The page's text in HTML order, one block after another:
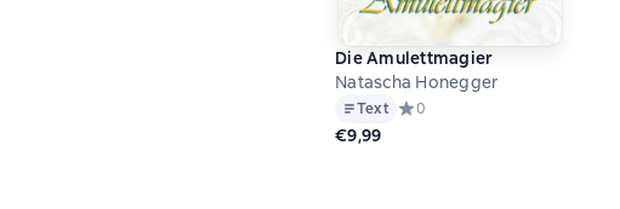
Die Amulettmagier
Natascha Honegger
Text Средний рейтинг 0 на основе
0
€9,99